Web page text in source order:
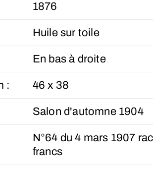
1876
Huile sur toile
En bas à droite
: 46 x 38
Salon d'automne 1904
N°64 du 4 mars 1907
francs